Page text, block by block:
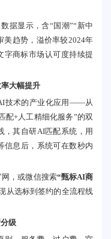
据显示，含“国潮”“新中
美趋势，溢价率较2024年
字商标市场认可度持续提
大幅提升
技术的产业化应用——从
配+人工精细化服务”的双
，其自研AI匹配系统，用
信息后，系统可在数秒内
网，或微信搜索“甄标AI商
从选标到签约的全流程线
级